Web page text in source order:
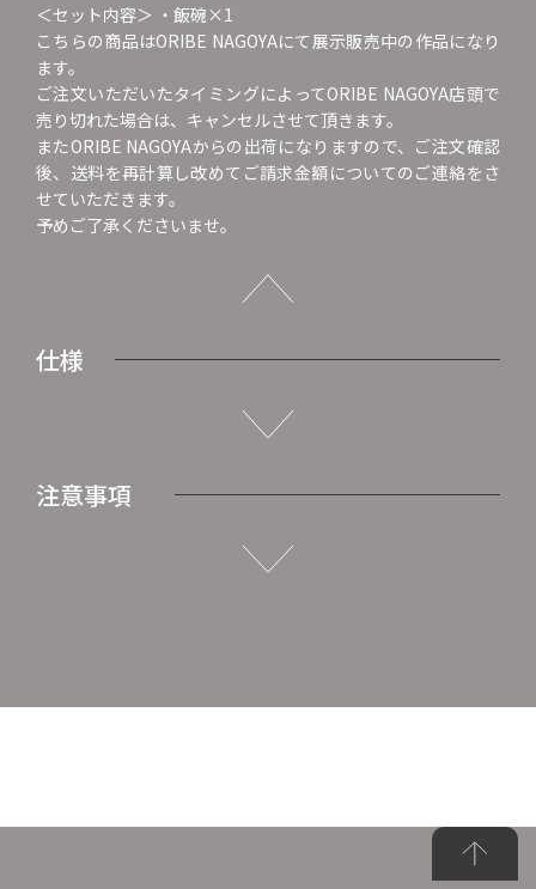
＜セット内容＞ ・飯碗×1
こちらの商品はORIBE NAGOYAにて展示販売中の作品になり
ます。
ご注文いただいたタイミングによってORIBE NAGOYA店頭で
売り切れた場合は、キャンセルさせて頂きます。
またORIBE NAGOYAからの出荷になりますので、ご注文確認
後、送料を再計算し改めてご請求金額についてのご連絡をさ
せていただきます。
予めご了承くださいませ。
仕様
注意事項